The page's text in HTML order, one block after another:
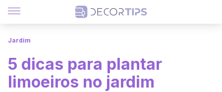
Jardim
5 dicas para plantar
limoeiros no jardim